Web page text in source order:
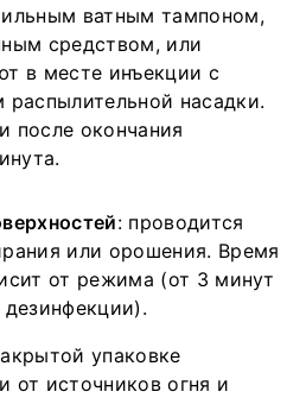
ватным тампоном,
средством, или
в месте инъекции с
распылительной насадки.
после окончания
: проводится
или орошения. Время
от режима (от 3 минут
упаковке
от источников огня и